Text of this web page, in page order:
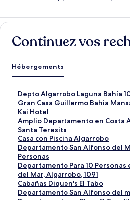
Continuez vos
Hébergements
Depto Algarrobo Laguna Bahía
L
i
e
n
o
u
v
r
a
n
t
l
Gran Casa Guillermo Bahia
L
i
e
n
o
u
v
r
a
n
t
Kai Hotel
L
i
e
n
o
u
v
r
a
n
Amplio Departamento en Costa
L
i
e
n
o
u
v
r
a
Santa Teresita
L
i
e
n
o
u
v
r
Casa con Piscina Algarrobo
L
i
e
n
o
u
v
Departamento San Alfonso del
Personas
L
i
e
n
o
u
Departamento Para 10 Personas
del Mar, Algarrobo, 1091
L
i
e
n
Cabañas Diquen's El Tabo
L
iDepartamento San Alfonso del
L